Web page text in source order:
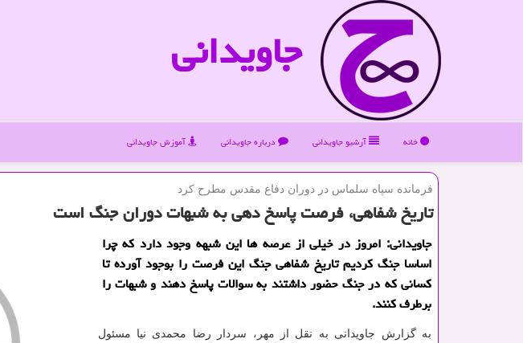
جاویدانی
خانه آرشیو جاویدانی درباره جاویدانی آموزش جاویدانی
فرمانده سپاه سلماس در دوران دفاع مقدس مطرح كرد
تاریخ شفاهی، فرصت پاسخ دهی به شبهات دوران جنگ است
جاویدانی: امروز در خیلی از عرصه ها این شبهه وجود دارد كه چرا
اساسا جنگ كردیم تاریخ شفاهی جنگ این فرصت را بوجود آورده تا
كسانی كه در جنگ حضور داشتند به سوالات پاسخ دهند و شبهات را
برطرف كنند.
به گزارش جاویدانی به نقل از مهر، سردار رضا محمدی نیا مسئول